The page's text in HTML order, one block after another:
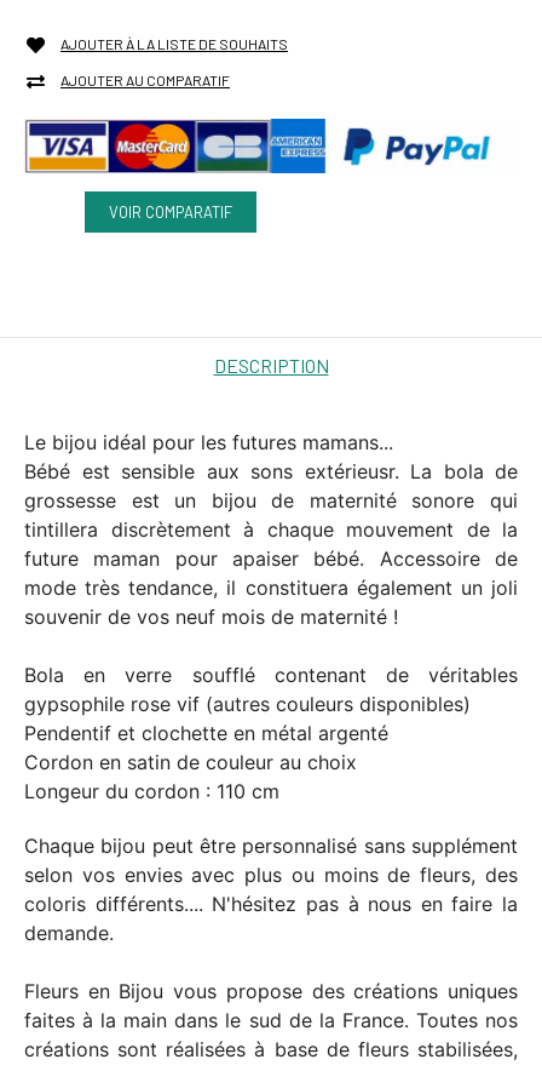
AJOUTER À LA LISTE DE SOUHAITS
AJOUTER AU COMPARATIF
VOIR COMPARATIF
DESCRIPTION
Le bijou idéal pour les futures mamans...
Bébé est sensible aux sons extérieusr. La bola de
grossesse est un bijou de maternité sonore qui
tintillera discrètement à chaque mouvement de la
future maman pour apaiser bébé. Accessoire de
mode très tendance, il constituera également un joli
souvenir de vos neuf mois de maternité !
Bola en verre soufflé contenant de véritables
gypsophile rose vif (autres couleurs disponibles)
Pendentif et clochette en métal argenté
Cordon en satin de couleur au choix
Longeur du cordon : 110 cm
Chaque bijou peut être personnalisé sans supplément
selon vos envies avec plus ou moins de fleurs, des
coloris différents.... N'hésitez pas à nous en faire la
demande.
Fleurs en Bijou vous propose des créations uniques
faites à la main dans le sud de la France. Toutes nos
créations sont réalisées à base de fleurs stabilisées,